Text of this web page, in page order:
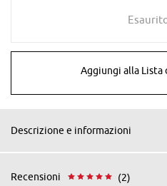
Aggiungi alla Lista
Descrizione e informazioni
Recensioni (2)